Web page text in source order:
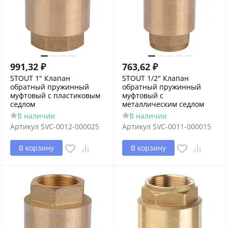
991,32 ₽
STOUT 1" Клапан
обратный пружинный
муфтовый с пластиковым
седлом
В наличии
Артикул SVC-0012-000025
В корзину
763,62 ₽
STOUT 1/2" Клапан
обратный пружинный
муфтовый с
металлическим седлом
В наличии
Артикул SVC-0011-000015
В корзину